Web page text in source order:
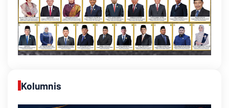
Kolumnis